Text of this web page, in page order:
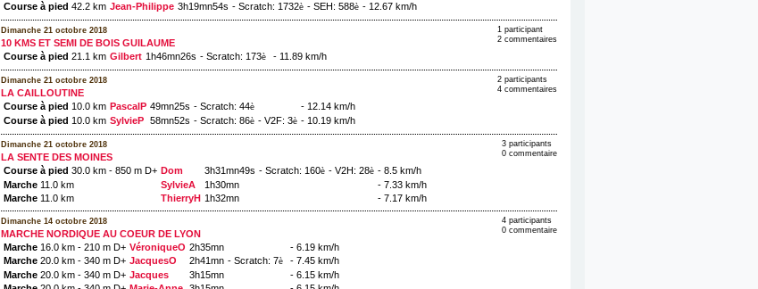
Course à pied 42.2 km Jean-Philippe 3h19mn54s - Scratch: 1732è - SEH: 588è - 12.67 km/h
Dimanche 21 octobre 2018
10 KMS ET SEMI DE BOIS GUILAUME
1 participant
2 commentaires
Course à pied 21.1 km Gilbert 1h46mn26s - Scratch: 173è - 11.89 km/h
Dimanche 21 octobre 2018
LA CAILLOUTINE
2 participants
4 commentaires
Course à pied 10.0 km PascalP 49mn25s - Scratch: 44è
- 12.14 km/h
Course à pied 10.0 km SylvieP 58mn52s - Scratch: 86è - V2F: 3è - 10.19 km/h
Dimanche 21 octobre 2018
LA SENTE DES MOINES
3 participants
0 commentaire
Course à pied 30.0 km - 850 m D+ Dom 3h31mn49s - Scratch: 160è - V2H: 28è - 8.5 km/h
Marche11.0 km SylvieA 1h30mn
- 7.33 km/h
Marche11.0 km ThierryH 1h32mn - 7.17 km/h
Dimanche 14 octobre 2018
MARCHE NORDIQUE AU COEUR DE LYON
4 participants
0 commentaire
Marche16.0 km - 210 m D+ VéroniqueO 2h35mn
- 6.19 km/h
Marche20.0 km - 340 m D+ JacquesO 2h41mn - Scratch: 7è
- 7.45 km/h
Marche20.0 km - 340 m D+ Jacques 3h15mn
- 6.15 km/h